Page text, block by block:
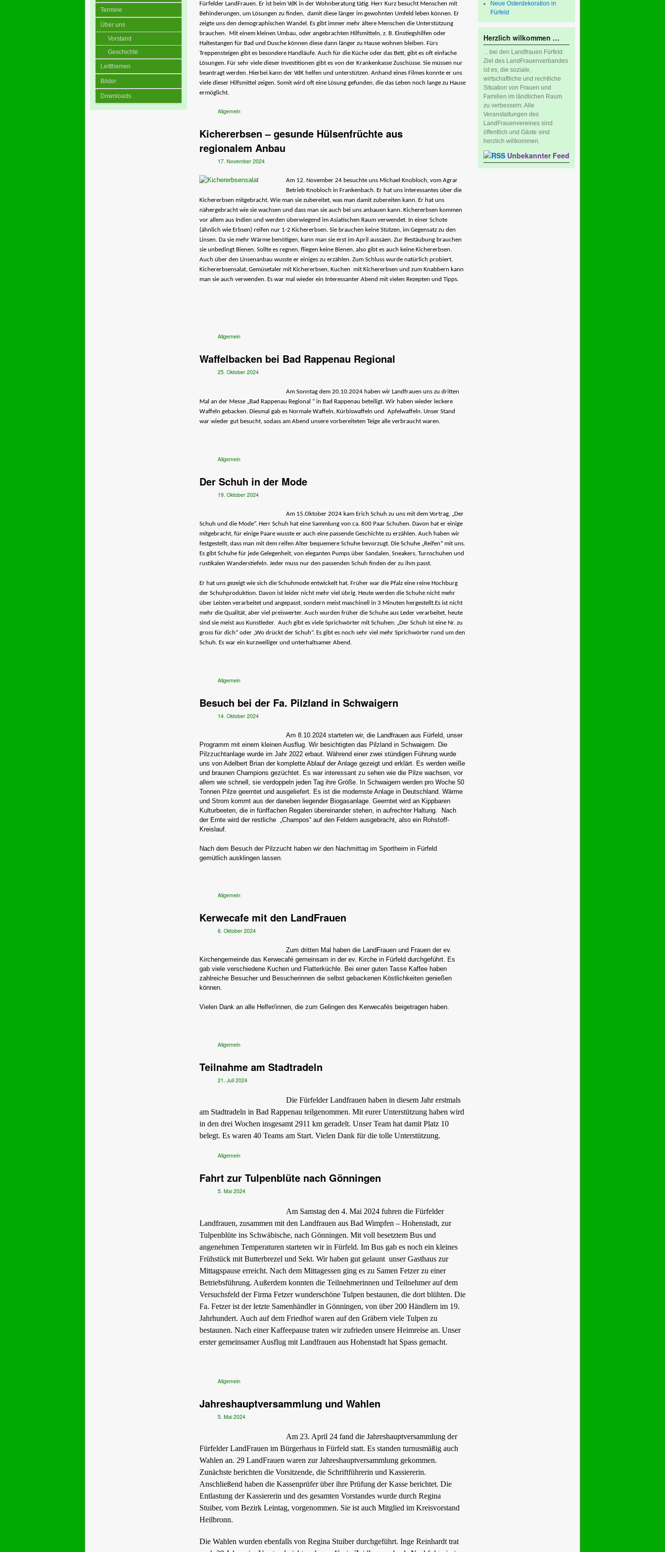
Termine
Über uns
Vorstand
Geschichte
Leitthemen
Bilder
Downloads
Fürfelder LandFrauen. Er ist beim VdK in der Wohnberatung tätig. Herr Kurz besucht Menschen mit
Behinderungen, um Lösungen zu finden, damit diese länger im gewohnten Umfeld leben können. Er
zeigte uns den demographischen Wandel. Es gibt immer mehr ältere Menschen die Unterstützung
brauchen. Mit einem kleinen Umbau, oder angebrachten Hilfsmitteln, z. B. Einstiegshilfen oder
Haltestangen für Bad und Dusche können diese dann länger zu Hause wohnen bleiben. Fürs
Treppensteigen gibt es besondere Handläufe. Auch für die Küche oder das Bett, gibt es oft einfache
Lösungen. Für sehr viele dieser Investitionen gibt es von der Krankenkasse Zuschüsse. Sie müssen nur
beantragt werden. Hierbei kann der VdK helfen und unterstützen. Anhand eines Filmes konnte er uns
viele dieser Hilfsmittel zeigen. Somit wird oft eine Lösung gefunden, die das Leben noch lange zu Hause
ermöglicht.
Allgemein
Kichererbsen – gesunde Hülsenfrüchte aus
regionalem Anbau
17. November 2024
Am 12. November 24 besuchte uns Michael Knobloch, vom Agrar
Betrieb Knobloch in Frankenbach. Er hat uns interessantes über die
Kichererbsen mitgebracht. Wie man sie zubereitet, was man damit zubereiten kann. Er hat uns
nähergebracht wie sie wachsen und dass man sie auch bei uns anbauen kann. Kichererbsen kommen
vor allem aus Indien und werden überwiegend im Asiatischen Raum verwendet. In einer Schote
(ähnlich wie Erbsen) reifen nur 1-2 Kichererbsen. Sie brauchen keine Stützen, im Gegensatz zu den
Linsen. Da sie mehr Wärme benötigen, kann man sie erst im April aussäen. Zur Bestäubung brauchen
sie unbedingt Bienen. Sollte es regnen, fliegen keine Bienen, also gibt es auch keine Kichererbsen.
Auch über den Linsenanbau wusste er einiges zu erzählen. Zum Schluss wurde natürlich probiert,
Kichererbsensalat, Gemüsetaler mit Kichererbsen, Kuchen mit Kichererbsen und zum Knabbern kann
man sie auch verwenden. Es war mal wieder ein Interessanter Abend mit vielen Rezepten und Tipps.
Allgemein
Waffelbacken bei Bad Rappenau Regional
25. Oktober 2024
Am Sonntag dem 20.10.2024 haben wir Landfrauen uns zu dritten
Mal an der Messe „Bad Rappenau Regional “ in Bad Rappenau beteiligt. Wir haben wieder leckere
Waffeln gebacken. Diesmal gab es Normale Waffeln, Kürbiswaffeln und Apfelwaffeln. Unser Stand
war wieder gut besucht, sodass am Abend unsere vorbereiteten Teige alle verbraucht waren.
Allgemein
Der Schuh in der Mode
19. Oktober 2024
Am 15.Oktober 2024 kam Erich Schuh zu uns mit dem Vortrag, „Der
Schuh und die Mode“. Herr Schuh hat eine Sammlung von ca. 600 Paar Schuhen. Davon hat er einige
mitgebracht, für einige Paare wusste er auch eine passende Geschichte zu erzählen. Auch haben wir
festgestellt, dass man mit dem reifen Alter bequemere Schuhe bevorzugt. Die Schuhe „Reifen“ mit uns.
Es gibt Schuhe für jede Gelegenheit, von eleganten Pumps über Sandalen, Sneakers, Turnschuhen und
rustikalen Wanderstiefeln. Jeder muss nur den passenden Schuh finden der zu ihm passt.
Er hat uns gezeigt wie sich die Schuhmode entwickelt hat. Früher war die Pfalz eine reine Hochburg
der Schuhproduktion. Davon ist leider nicht mehr viel übrig. Heute werden die Schuhe nicht mehr
über Leisten verarbeitet und angepasst, sondern meist maschinell in 3 Minuten hergestellt.Es ist nicht
mehr die Qualität, aber viel preiswerter. Auch wurden früher die Schuhe aus Leder verarbeitet, heute
sind sie meist aus Kunstleder. Auch gibt es viele Sprichwörter mit Schuhen: „Der Schuh ist eine Nr. zu
gross für dich“ oder „Wo drückt der Schuh“. Es gibt es noch sehr viel mehr Sprichwörter rund um den
Schuh. Es war ein kurzweiliger und unterhaltsamer Abend.
Allgemein
Besuch bei der Fa. Pilzland in Schwaigern
14. Oktober 2024
Am 8.10.2024 starteten wir, die Landfrauen aus Fürfeld, unser
Programm mit einem kleinen Ausflug. Wir besichtigten das Pilzland in Schwaigern. Die
Pilzzuchtanlage wurde im Jahr 2022 erbaut. Während einer zwei stündigen Führung wurde
uns von Adelbert Brian der komplette Ablauf der Anlage gezeigt und erklärt. Es werden weiße
und braunen Champions gezüchtet. Es war interessant zu sehen wie die Pilze wachsen, vor
allem wie schnell, sie verdoppeln jeden Tag ihre Größe. In Schwaigern werden pro Woche 50
Tonnen Pilze geerntet und ausgeliefert. Es ist die modernste Anlage in Deutschland. Wärme
und Strom kommt aus der daneben liegender Biogasanlage. Geerntet wird an Kippbaren
Kulturbeeten, die in fünffachen Regalen übereinander stehen, in aufrechter Haltung. Nach
der Ernte wird der restliche „Champos“ auf den Feldern ausgebracht, also ein Rohstoff-
Kreislauf.
Nach dem Besuch der Pilzzucht haben wir den Nachmittag im Sportheim in Fürfeld
gemütlich ausklingen lassen.
Allgemein
Kerwecafe mit den LandFrauen
6. Oktober 2024
Zum dritten Mal haben die LandFrauen und Frauen der ev.
Kirchengemeinde das Kerwecafé gemeinsam in der ev. Kirche in Fürfeld durchgeführt. Es
gab viele verschiedene Kuchen und Flatterküchle. Bei einer guten Tasse Kaffee haben
zahlreiche Besucher und Besucherinnen die selbst gebackenen Köstlichkeiten genießen
können.
Vielen Dank an alle Helfer/innen, die zum Gelingen des Kerwecafés beigetragen haben.
Allgemein
Teilnahme am Stadtradeln
21. Juli 2024
Die Fürfelder Landfrauen haben in diesem Jahr erstmals
am Stadtradeln in Bad Rappenau teilgenommen. Mit eurer Unterstützung haben wird
in den drei Wochen insgesamt 2911 km geradelt. Unser Team hat damit Platz 10
belegt. Es waren 40 Teams am Start. Vielen Dank für die tolle Unterstützung.
Allgemein
Fahrt zur Tulpenblüte nach Gönningen
5. Mai 2024
Am Samstag den 4. Mai 2024 fuhren die Fürfelder
Landfrauen, zusammen mit den Landfrauen aus Bad Wimpfen – Hohenstadt, zur
Tulpenblüte ins Schwäbische, nach Gönningen. Mit voll besetztem Bus und
angenehmen Temperaturen starteten wir in Fürfeld. Im Bus gab es noch ein kleines
Frühstück mit Butterbrezel und Sekt. Wir haben gut gelaunt unser Gasthaus zur
Mittagspause erreicht. Nach dem Mittagessen ging es zu Samen Fetzer zu einer
Betriebsführung. Außerdem konnten die Teilnehmerinnen und Teilnehmer auf dem
Versuchsfeld der Firma Fetzer wunderschöne Tulpen bestaunen, die dort blühten. Die
Fa. Fetzer ist der letzte Samenhändler in Gönningen, von über 200 Händlern im 19.
Jahrhundert. Auch auf dem Friedhof waren auf den Gräbern viele Tulpen zu
bestaunen. Nach einer Kaffeepause traten wir zufrieden unsere Heimreise an. Unser
erster gemeinsamer Ausflug mit Landfrauen aus Hohenstadt hat Spass gemacht.
Allgemein
Jahreshauptversammlung und Wahlen
5. Mai 2024
Am 23. April 24 fand die Jahreshauptversammlung der
Fürfelder LandFrauen im Bürgerhaus in Fürfeld statt. Es standen turnusmäßig auch
Wahlen an. 29 LandFrauen waren zur Jahreshauptversammlung gekommen.
Zunächste berichten die Vorsitzende, die Schriftführerin und Kassiererin.
Anschließend haben die Kassenprüfer über ihre Prüfung der Kasse berichtet. Die
Entlastung der Kassiererin und des gesamten Vorstandes wurde durch Regina
Stuiber, vom Bezirk Leintag, vorgenommen. Sie ist auch Mitglied im Kreisvorstand
Heilbronn.
Die Wahlen wurden ebenfalls von Regina Stuiber durchgeführt. Inge Reinhardt trat
Neue Osterdekoration in
Fürfeld
Herzlich wilkommen …
... bei den Landfrauen Fürfeld.
Ziel des LandFrauenverbandes
ist es, die soziale,
wirtschaftliche und rechtliche
Situation von Frauen und
Familien im ländlichen Raum
zu verbessern. Alle
Veranstaltungen des
LandFrauenvereines sind
öffentlich und Gäste sind
herzlich willkommen.
Unbekannter Feed